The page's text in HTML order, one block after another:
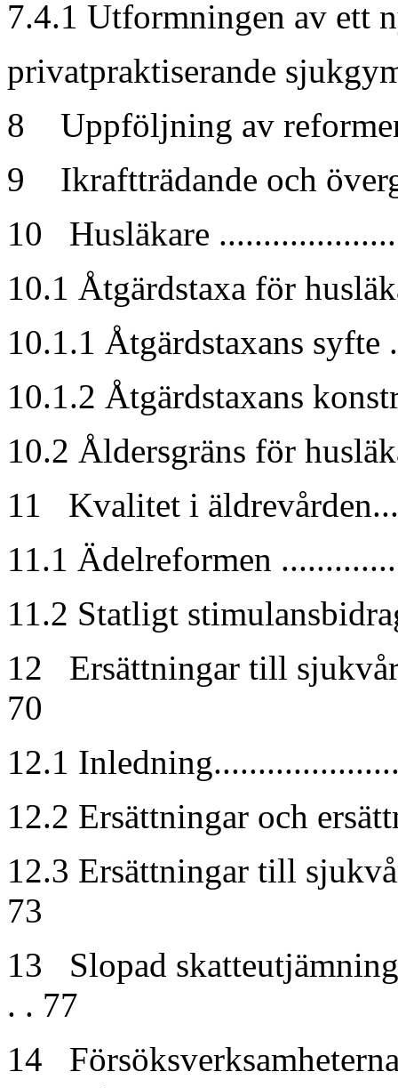
7.4.1 Utformningen av ett
privatpraktiserande
8 Uppföljning av
9 Ikraftträdande och
10 Husläkare
10.1 Åtgärdstaxa för
10.1.1 Åtgärdstaxans syfte
10.1.2 Åtgärdstaxans
10.2 Åldersgräns för
11 Kvalitet i
11.1 Ädelreformen
11.2 Statligt
12 Ersättningar till
70
12.1
12.2 Ersättningar och
12.3 Ersättningar till
73
13 Slopad
. . 77
14